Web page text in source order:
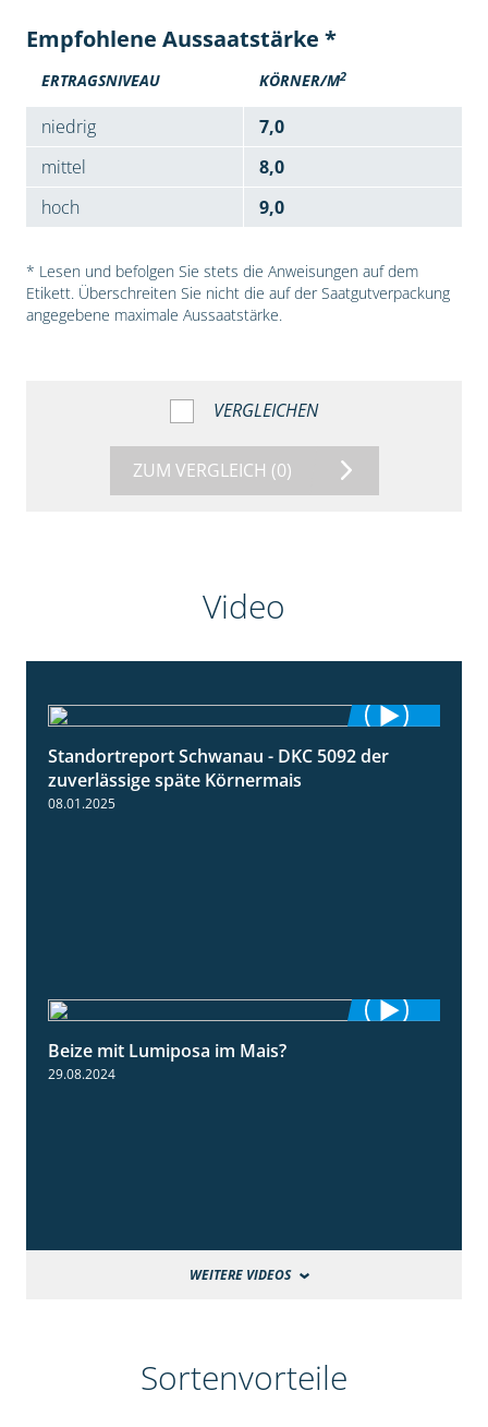
Empfohlene Aussaatstärke *
ERTRAGSNIVEAU KÖRNER/M2
niedrig
7,0
mittel
8,0
hoch
9,0
* Lesen und befolgen Sie stets die Anweisungen auf dem
Etikett. Überschreiten Sie nicht die auf der Saatgutverpackung
angegebene maximale Aussaatstärke.
VERGLEICHEN
ZUM VERGLEICH (0)
Video
1:18
Standortreport Schwanau - DKC 5092 der
zuverlässige späte Körnermais
08.01.2025
Beize mit Lumiposa im Mais?
29.08.2024
WEITERE VIDEOS
Sortenvorteile